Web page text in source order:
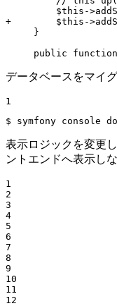
+        $this-
     }
public
データベースをマイ
1
$ symfony console
表示ロジックを変更
ントエンドへ表示し
1
2
3
4
5
6
7
8
9
10
11
12